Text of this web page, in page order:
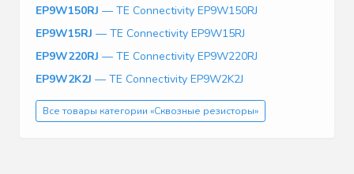
EP9W150RJ — TE Connectivity EP9W150RJ
EP9W15RJ — TE Connectivity EP9W15RJ
EP9W220RJ — TE Connectivity EP9W220RJ
EP9W2K2J — TE Connectivity EP9W2K2J
Все товары категории «Сквозные резисторы»